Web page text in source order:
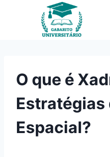
O que é
Estratégias
Espacial?